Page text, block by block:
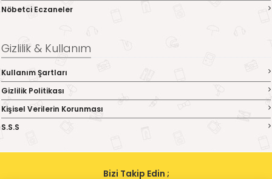
Nöbetci Eczaneler
Gizlilik & Kullanım
Kullanım Şartları
Gizlilik Politikası
Kişisel Verilerin Korunması
S.S.S
Bizi Takip Edin ;